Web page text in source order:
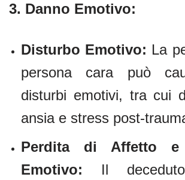
3. Danno Emotivo:
Disturbo Emotivo: La
persona cara può
disturbi emotivi, tra cui
ansia e stress post-
Perdita di Affetto e
Emotivo: Il